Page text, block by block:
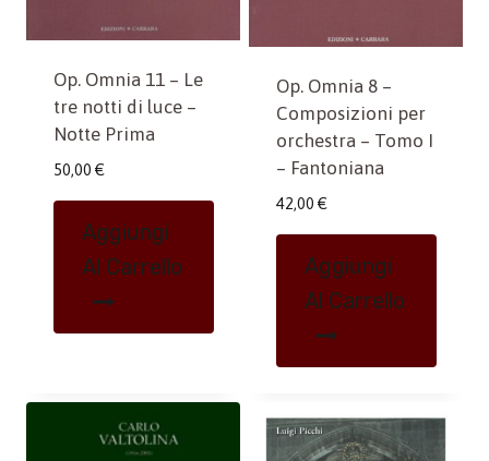
Op. Omnia 11 – Le
tre notti di luce –
Notte Prima
50,00 €
Aggiungi
Al Carrello
Op. Omnia 8 –
Composizioni per
orchestra – Tomo I
– Fantoniana
42,00 €
Aggiungi
Al Carrello